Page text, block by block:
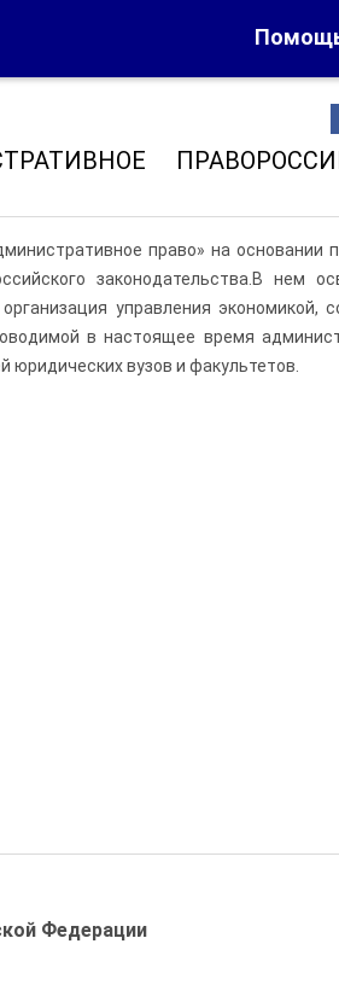
право» на основании
законодательства.В нем
управления экономикой,
в настоящее время
вузов и факультетов.
Федерации